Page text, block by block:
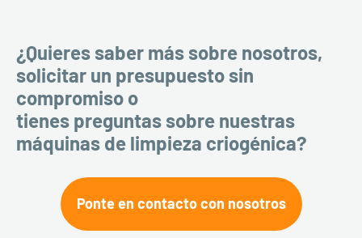
¿Quieres saber más sobre nosotros,
solicitar un presupuesto sin
compromiso o
tienes preguntas sobre nuestras
máquinas de limpieza criogénica?
Ponte en contacto con nosotros